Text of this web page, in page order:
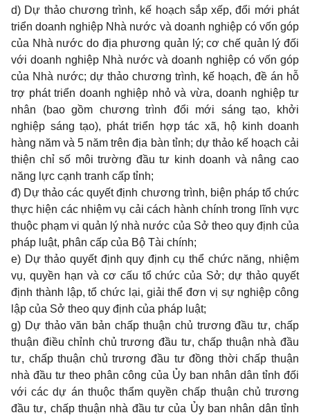
d) Dự thảo chương trình, kế hoạch sắp xếp, đổi mới phát
triển doanh nghiệp Nhà nước và doanh nghiệp có vốn góp
của Nhà nước do địa phương quản lý; cơ chế quản lý đối
với doanh nghiệp Nhà nước và doanh nghiệp có vốn góp
của Nhà nước; dự thảo chương trình, kế hoạch, đề án hỗ
trợ phát triển doanh nghiệp nhỏ và vừa, doanh nghiệp tư
nhân (bao gồm chương trình đổi mới sáng tạo, khởi
nghiệp sáng tạo), phát triển hợp tác xã, hộ kinh doanh
hàng năm và 5 năm trên địa bàn tỉnh; dự thảo kế hoạch cải
thiện chỉ số môi trường đầu tư kinh doanh và nâng cao
năng lực cạnh tranh cấp tỉnh;
đ) Dự thảo các quyết định chương trình, biện pháp tổ chức
thực hiện các nhiệm vụ cải cách hành chính trong lĩnh vực
thuộc phạm vi quản lý nhà nước của Sở theo quy định của
pháp luật, phân cấp của Bộ Tài chính;
e) Dự thảo quyết định quy định cụ thể chức năng, nhiệm
vụ, quyền hạn và cơ cấu tổ chức của Sở; dự thảo quyết
định thành lập, tổ chức lại, giải thể đơn vị sự nghiệp công
lập của Sở theo quy định của pháp luật;
g) Dự thảo văn bản chấp thuận chủ trương đầu tư, chấp
thuận điều chỉnh chủ trương đầu tư, chấp thuận nhà đầu
tư, chấp thuận chủ trương đầu tư đồng thời chấp thuận
nhà đầu tư theo phân công của Ủy ban nhân dân tỉnh đối
với các dự án thuộc thẩm quyền chấp thuận chủ trương
đầu tư, chấp thuận nhà đầu tư của Ủy ban nhân dân tỉnh